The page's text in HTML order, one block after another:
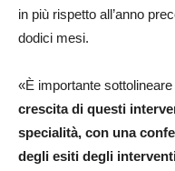
in più rispetto all’anno
dodici mesi.
«È importante
crescita di questi
specialità, con una
degli esiti degli